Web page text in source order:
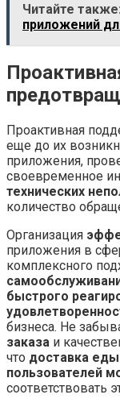
Читайте также:
приложений
Проактивная
еще до их
приложения,
своевременное
технических
количество
Организация
приложения в
комплексного
быстрого
бизнеса. Не
заказа и
что доставка еды
пользователей
соответствовать